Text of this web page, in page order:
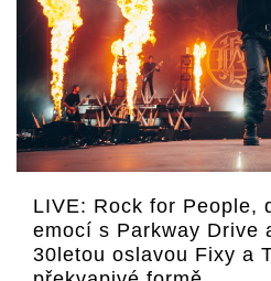
LIVE: Rock for People,
emocí s Parkway Drive
30letou oslavou Fixy a